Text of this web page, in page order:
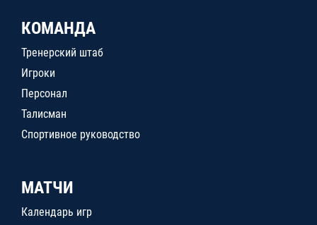
КОМАНДА
Тренерский штаб
Игроки
Персонал
Талисман
Спортивное руководство
МАТЧИ
Календарь игр